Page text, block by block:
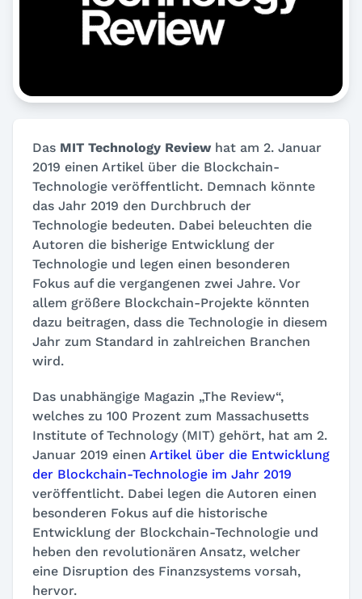
Das MIT Technology Reviewhat am 2. Januar
2019 einen Artikel über die Blockchain-
Technologie veröffentlicht. Demnach könnte
das Jahr 2019 den Durchbruch der
Technologie bedeuten. Dabei beleuchten die
Autoren die bisherige Entwicklung der
Technologie und legen einen besonderen
Fokus auf die vergangenen zwei Jahre. Vor
allem größere Blockchain-Projekte könnten
dazu beitragen, dass die Technologie in diesem
Jahr zum Standard in zahlreichen Branchen
wird.
Das unabhängige Magazin „The Review“,
welches zu 100 Prozent zum Massachusetts
Institute of Technology (MIT) gehört, hat am 2.
Januar 2019 einen Artikel über die Entwicklung
der Blockchain-Technologie im Jahr 2019
veröffentlicht. Dabei legen die Autoren einen
besonderen Fokus auf die historische
Entwicklung der Blockchain-Technologie und
heben den revolutionären Ansatz, welcher
eine Disruption des Finanzsystems vorsah,
hervor.